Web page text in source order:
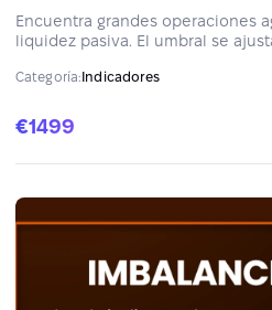
Encuentra grandes operaciones
liquidez pasiva. El umbral se
uno se marca con un círculo que
Categoría:Indicadores
€1499